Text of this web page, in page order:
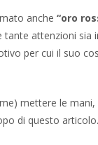
anche“oro
tante attenzioni sia
per cui il suo
mettere le
di questo articolo.